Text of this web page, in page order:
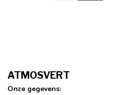
ATMOSVERT
Onze gegevens: